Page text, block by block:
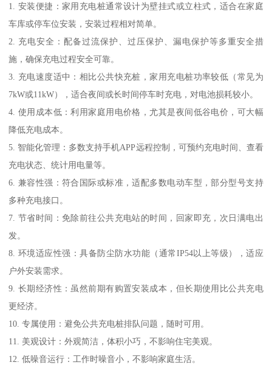
1. 安装便捷：家用充电桩通常设计为壁挂式或立柱式，适合在家庭
车库或停车位安装，安装过程相对简单。
2. 充电安全：配备过流保护、过压保护、漏电保护等多重安全措
施，确保充电过程安全可靠。
3. 充电速度适中：相比公共快充桩，家用充电桩功率较低（常见为
7kW或11kW），适合夜间或长时间停车时充电，对电池损耗较小。
4. 使用成本低：利用家庭用电价格，尤其是夜间低谷电价，可大幅
降低充电成本。
5. 智能化管理：多数支持手机APP远程控制，可预约充电时间、查看
充电状态、统计用电量等。
6. 兼容性强：符合国际或标准，适配多数电动车型，部分型号支持
多种充电接口。
7. 节省时间：免除前往公共充电站的时间，回家即充，次日满电出
发。
8. 环境适应性强：具备防尘防水功能（通常IP54以上等级），适应
户外安装需求。
9. 长期经济性：虽然前期有购置安装成本，但长期使用比公共充电
更经济。
10. 专属使用：避免公共充电桩排队问题，随时可用。
11. 美观设计：外观简洁，体积小巧，不影响住宅美观。
12. 低噪音运行：工作时噪音小，不影响家庭生活。